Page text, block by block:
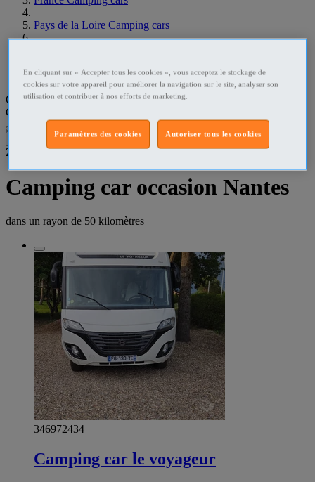
Pays de la Loire Camping cars
Nantes Camping cars
Que recherchez-vous ?
Camping cars
2 résultats dans
Camping car occasion Nantes
dans un rayon de 50 kilomètres
346972434
Camping car le voyageur
En cliquant sur « Accepter tous les cookies », vous acceptez le stockage de
cookies sur votre appareil pour améliorer la navigation sur le site, analyser son
utilisation et contribuer à nos efforts de marketing.
Autoriser tous les cookies
Paramètres des cookies